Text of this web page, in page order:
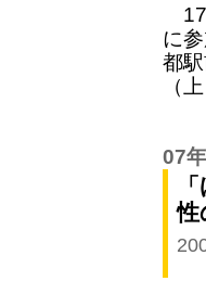
17
に
都
（
07
性